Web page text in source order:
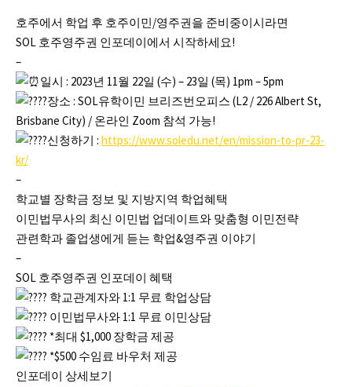
호주에서 학업 후 호주이민/영주권을 준비중이시라면
SOL 호주영주권 인포데이에서 시작하세요!
–
일시 : 2023년 11월 22일 (수) – 23일 (목) 1pm – 5pm
장소 : SOL유학이민 브리즈번오피스 (L2 / 226 Albert St,
Brisbane City) / 온라인 Zoom 참석 가능!
신청하기 : https://www.soledu.net/en/mission-to-pr-23-
kr/
–
학교별 장학금 정보 및 지방지역 학업혜택
이민법무사의 최신 이민법 업데이트와 맞춤형 이민전략
관련학과 졸업생에게 듣는 학업&영주권 이야기
–
SOL 호주영주권 인포데이 혜택
학교관계자와 1:1 무료 학업상담
이민법무사와 1:1 무료 이민상담
*최대 $1,000 장학금 제공
*$500 수임료 바우처 제공
인포데이 상세보기